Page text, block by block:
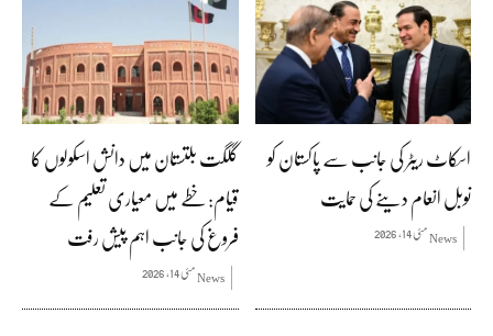
اسکاٹ ریٹر کی جانب سے پاکستان کو
نوبل انعام دینے کی حمایت
Newsمئی 14, 2026
گلگت بلتستان میں دانش اسکولوں کا
قیام: خطے میں معیاری تعلیم کے
فروغ کی جانب اہم پیش رفت
Newsمئی 14, 2026